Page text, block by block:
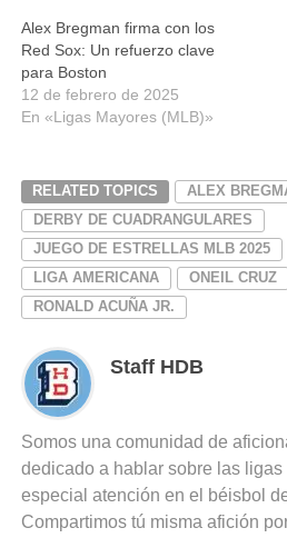
Alex Bregman firma con los
Red Sox: Un refuerzo clave
para Boston
12 de febrero de 2025
En «Ligas Mayores (MLB)»
RELATED TOPICS ALEX
DERBY DE CUADRANGULARES
JUEGO DE ESTRELLAS MLB 2025
LIGA AMERICANA
ONEIL CRUZ
RONALD ACUÑA JR.
Staff HDB
Somos una comunidad de
dedicado a hablar sobre las ligas
especial atención en el béisbol
Compartimos tú misma afición